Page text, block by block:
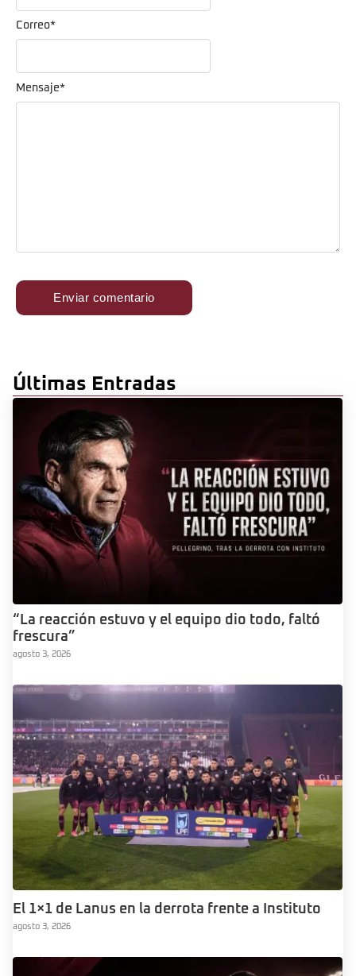
Mensaje*
Correo*
Últimas Entradas
“La reacción estuvo y el equipo dio todo, faltó
frescura”
agosto 3, 2026
El 1×1 de Lanus en la derrota frente a Instituto
agosto 3, 2026